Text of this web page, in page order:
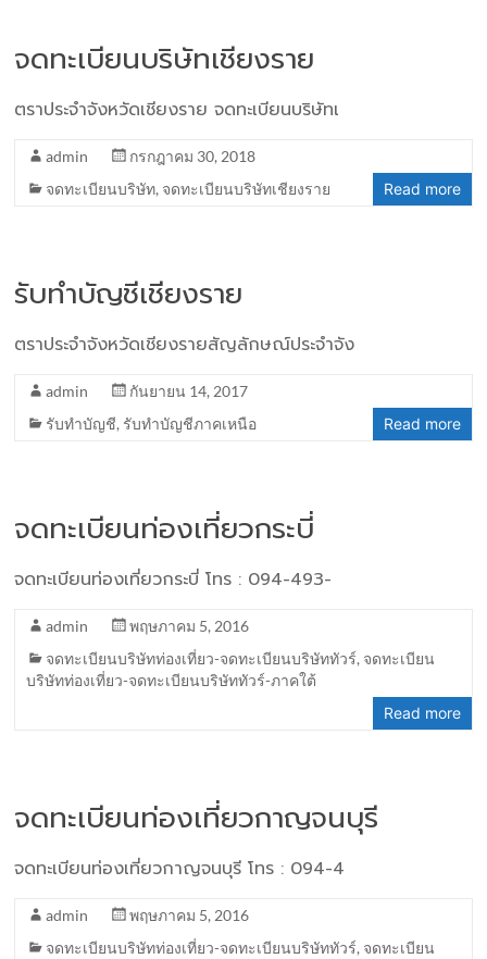
จดทะเบียนบริษัทเชียงราย
ตราประจำจังหวัดเชียงราย จดทะเบียนบริษัทเ
admin
กรกฎาคม 30, 2018
จดทะเบียนบริษัท, จดทะเบียนบริษัทเชียงราย Read more
รับทำบัญชีเชียงราย
ตราประจำจังหวัดเชียงรายสัญลักษณ์ประจำจัง
admin
กันยายน 14, 2017
รับทำบัญชี, รับทำบัญชีภาคเหนือ Read more
จดทะเบียนท่องเที่ยวกระบี่
จดทะเบียนท่องเที่ยวกระบี่ โทร : 094-493-
admin
พฤษภาคม 5, 2016
จดทะเบียนบริษัทท่องเที่ยว-จดทะเบียนบริษัททัวร์, จดทะเบียน
บริษัทท่องเที่ยว-จดทะเบียนบริษัททัวร์-ภาคใต้
Read more
จดทะเบียนท่องเที่ยวกาญจนบุรี
จดทะเบียนท่องเที่ยวกาญจนบุรี โทร : 094-4
admin
พฤษภาคม 5, 2016
จดทะเบียนบริษัทท่องเที่ยว-จดทะเบียนบริษัททัวร์, จดทะเบียน